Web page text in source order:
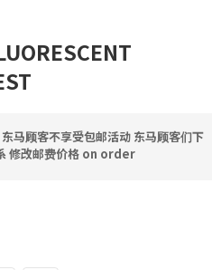
马顾客不享受包邮活动 东马顾客们下
修改邮费价格 on order